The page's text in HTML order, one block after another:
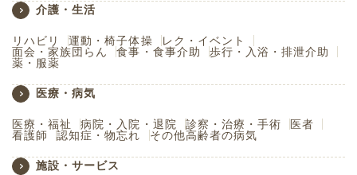
介護・生活
リハビリ 運動・椅子体操
レク・イベント
面会・家族団らん
食事・食事介助
歩行・入浴・排泄介助
薬・服薬
医療・病気
医療・福祉 病院・入院・退院 診察・治療・手術
医者
看護師
認知症・物忘れ その他高齢者の病気
施設・サービス